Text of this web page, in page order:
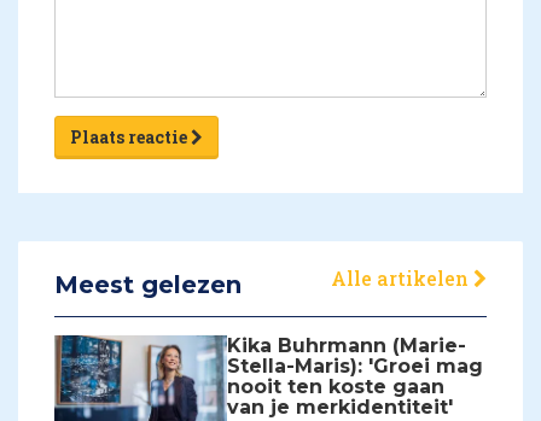
Plaats reactie
Meest gelezen Alle artikelen
Kika Buhrmann (Marie-
Stella-Maris): 'Groei mag
nooit ten koste gaan
van je merkidentiteit'